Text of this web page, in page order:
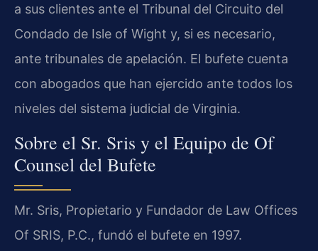
a sus clientes ante el Tribunal del Circuito del
Condado de Isle of Wight y, si es necesario,
ante tribunales de apelación. El bufete cuenta
con abogados que han ejercido ante todos los
niveles del sistema judicial de Virginia.
Sobre el Sr. Sris y el Equipo de Of
Counsel del Bufete
Mr. Sris, Propietario y Fundador de Law Offices
Of SRIS, P.C., fundó el bufete en 1997.